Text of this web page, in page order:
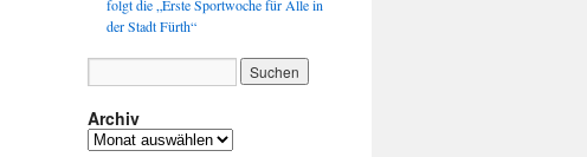
folgt die „Erste Sportwoche für Alle in
der Stadt Fürth“
Archiv
Archiv